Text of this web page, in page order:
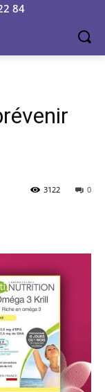
84
0
3122